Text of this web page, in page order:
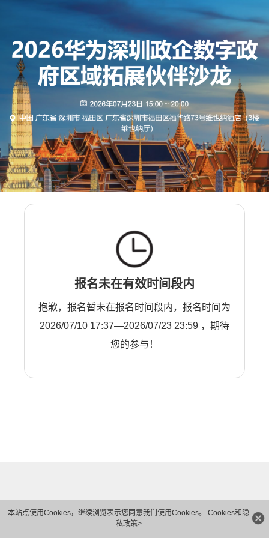
本站点使用Cookies，继续浏览表示您同意我们使用Cookies。 Cookies和隐
私政策>
报名未在有效时间段内
抱歉，报名暂未在报名时间段内，报名时间为
2026/07/10 17:37—2026/07/23 23:59 ，期待
您的参与！